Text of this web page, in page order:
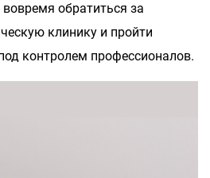
обратиться за
клинику и пройти
контролем профессионалов.